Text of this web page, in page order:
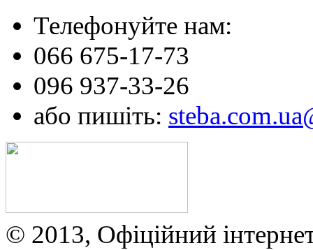
Телефонуйте нам:
066 675-17-73
096 937-33-26
або пишіть:
© 2013, Офіційний